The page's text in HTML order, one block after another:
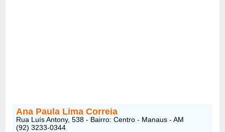
Ana Paula Lima Correia
Rua Luís Antony, 538 - Bairro: Centro - Manaus - AM
(92) 3233-0344